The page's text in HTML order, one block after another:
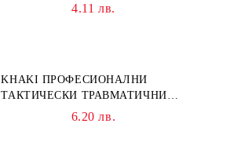
4.11 лв.
KHAKI ПРОФЕСИОНАЛНИ
ТАКТИЧЕСКИ ТРАВМАТИЧНИ
НОЖИЦИ НОЖИЦА
6.20 лв.